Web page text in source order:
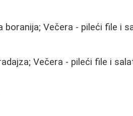
boranija; Večera - pileći file i
Večera - pileći file i